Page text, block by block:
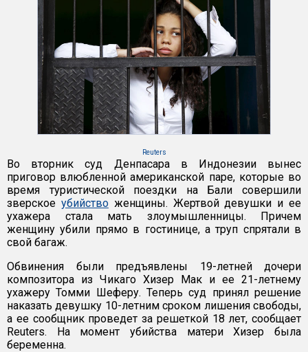
Reuters
Во вторник суд Денпасара в Индонезии вынес
приговор влюбленной американской паре, которые во
время туристической поездки на Бали совершили
зверское убийствоженщины. Жертвой девушки и ее
ухажера стала мать злоумышленницы. Причем
женщину убили прямо в гостинице, а труп спрятали в
свой багаж.
Обвинения были предъявлены 19-летней дочери
композитора из Чикаго Хизер Мак и ее 21-летнему
ухажеру Томми Шеферу. Теперь суд принял решение
наказать девушку 10-летним сроком лишения свободы,
а ее сообщник проведет за решеткой 18 лет, сообщает
Reuters. На момент убийства матери Хизер была
беременна.